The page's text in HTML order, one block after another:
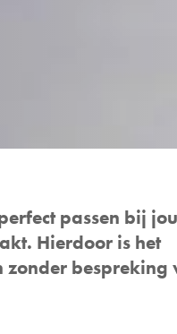
passen bij
Hierdoor is het
bespreking